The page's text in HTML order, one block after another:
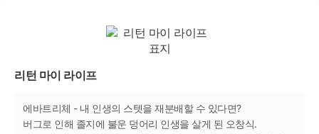
리턴 마이 라이프
에바트리체 - 내 인생의 스텟을 재분배할 수 있다면?
버그로 인해 졸지에 불운 덩어리 인생을 살게 된 오창식.